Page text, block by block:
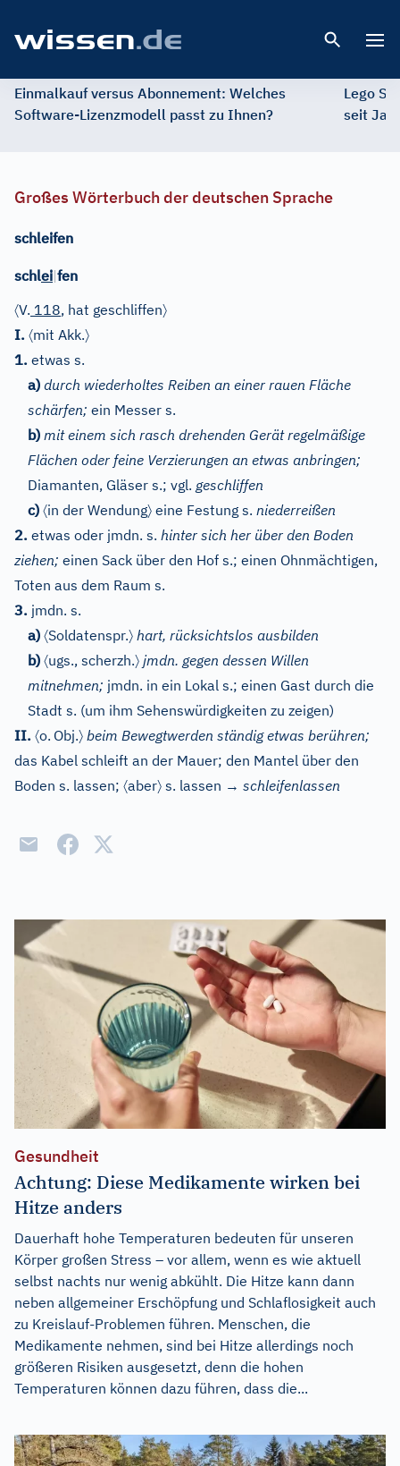
Einmalkauf versus Abonnement: Welches
Software-Lizenzmodell passt zu Ihnen?
Lego
seit
Großes Wörterbuch der deutschen Sprache
schleifen
schlei|fen
〈V. 118, hat geschliffen〉
I. 〈mit Akk.〉
1. etwas s.
a) durch wiederholtes Reiben an einer rauen Fläche
schärfen; ein Messer s.
b) mit einem sich rasch drehenden Gerät regelmäßige
Flächen oder feine Verzierungen an etwas anbringen;
Diamanten, Gläser s.; vgl. geschliffen
c) 〈in der Wendung〉 eine Festung s. niederreißen
2. etwas oder jmdn. s. hinter sich her über den Boden
ziehen; einen Sack über den Hof s.; einen Ohnmächtigen,
Toten aus dem Raum s.
3. jmdn. s.
a) 〈Soldatenspr.〉 hart, rücksichtslos ausbilden
b) 〈ugs., scherzh.〉 jmdn. gegen dessen Willen
mitnehmen; jmdn. in ein Lokal s.; einen Gast durch die
Stadt s. (um ihm Sehenswürdigkeiten zu zeigen)
II. 〈o. Obj.〉 beim Bewegtwerden ständig etwas berühren;
das Kabel schleift an der Mauer; den Mantel über den
Boden s. lassen; 〈aber〉 s. lassen → schleifenlassen
Gesundheit
Achtung: Diese Medikamente wirken bei
Hitze anders
Dauerhaft hohe Temperaturen bedeuten für unseren
Körper großen Stress – vor allem, wenn es wie aktuell
selbst nachts nur wenig abkühlt. Die Hitze kann dann
neben allgemeiner Erschöpfung und Schlaflosigkeit auch
zu Kreislauf-Problemen führen. Menschen, die
Medikamente nehmen, sind bei Hitze allerdings noch
größeren Risiken ausgesetzt, denn die hohen
Temperaturen können dazu führen, dass die...